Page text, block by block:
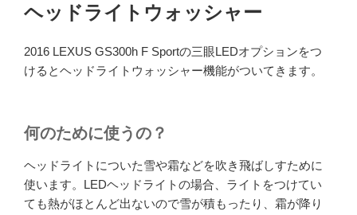
日:
ヘッドライトウォッシャー
2016 LEXUS GS300h F Sportの三眼LEDオプションをつ
けるとヘッドライトウォッシャー機能がついてきます。
何のために使うの？
ヘッドライトについた雪や霜などを吹き飛ばしすために
使います。LEDヘッドライトの場合、ライトをつけてい
ても熱がほとんど出ないので雪が積もったり、霜が降り